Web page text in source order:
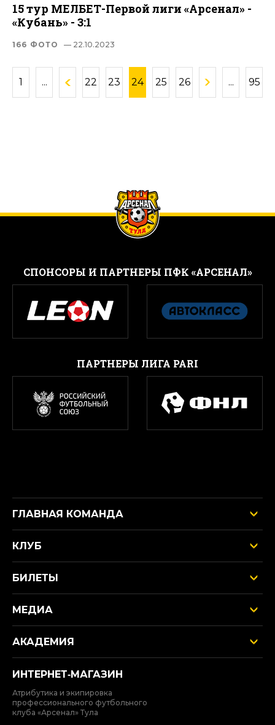
15 тур МЕЛБЕТ-Первой лиги «Арсенал» -
«Кубань» - 3:1
166 ФОТО — 22.10.2023
1 ... 22 23 24 25 26 ... 95
CПОНСОРЫ И ПАРТНЕРЫ ПФК «АРСЕНАЛ»
ПАРТНЕРЫ ЛИГА PARI
ГЛАВНАЯ КОМАНДА
КЛУБ
БИЛЕТЫ
МЕДИА
АКАДЕМИЯ
ИНТЕРНЕТ‑МАГАЗИН
Атрибутика и экипировка
профессионального футбольного
клуба «Арсенал» Тула